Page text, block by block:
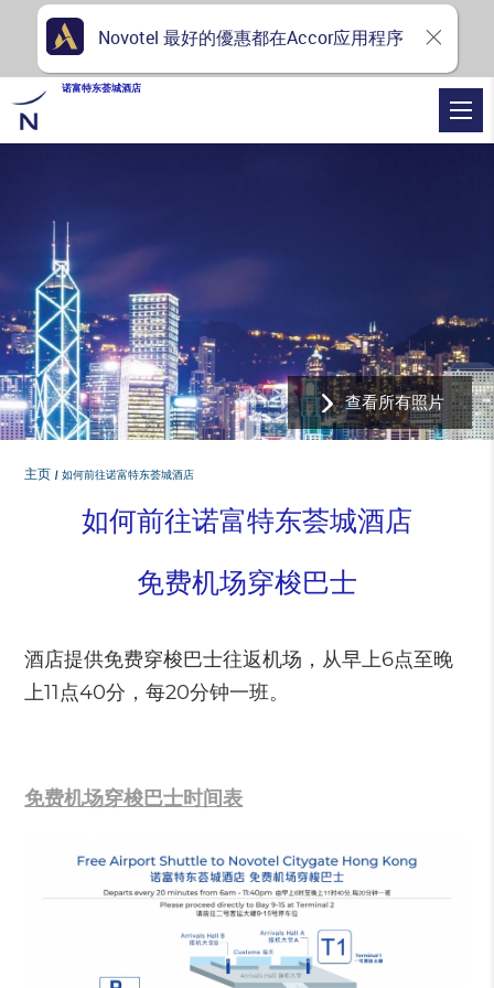
查看所有照片
主页 如何前往诺富特东荟城酒店
如何前往诺富特东荟城酒店
免费机场穿梭巴士
酒店提供免费穿梭巴士往返机场，从早上6点至晚
上11点40分，每20分钟一班。
免费机场穿梭巴士时间表
诺富特东荟城酒店
Novotel 最好的優惠都在Accor应用程序